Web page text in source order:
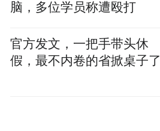
脑，多位学员称遭殴打
官方发文，一把手带头休
假，最不内卷的省掀桌子了